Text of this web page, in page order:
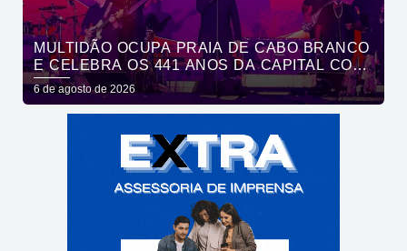
MULTIDÃO OCUPA PRAIA DE CABO BRANCO
E CELEBRA OS 441 ANOS DA CAPITAL COM
SHOWS DE ROUPA NOVA E FÁBIO JR
6 de agosto de 2026